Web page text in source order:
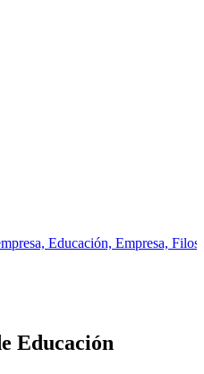
Educación, Empresa,
Educación